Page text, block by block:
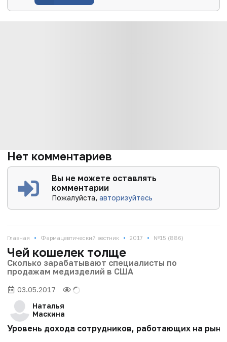
Нет комментариев
Вы не можете оставлять
комментарии
Пожалуйста,авторизуйтесь
Главная • Фармацевтический вестник • 2017 • №15 (886)
Чей кошелек толще
Сколько зарабатывают специалисты по
продажам медизделий в США
03.05.2017
Наталья
Маскина
Уровень дохода сотрудников, работающих на